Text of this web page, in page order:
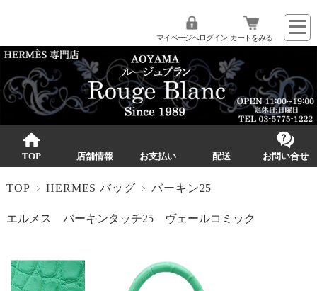
マイページへログイン カートをみる
TOP 店舗情報 お支払い 配送 お問い合せ
TOP HERMES バッグ バーキン25
エルメス バーキンタッチ25 ヴェールコミック